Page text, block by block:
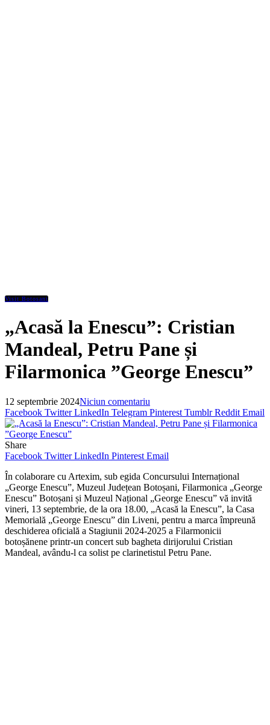
Visit Botosani
„Acasă la Enescu”: Cristian
Mandeal, Petru Pane și
Filarmonica ”George Enescu”
12 septembrie 2024Niciun comentariu
Facebook Twitter LinkedIn Telegram Pinterest Tumblr Reddit Email
Share
Facebook Twitter LinkedIn Pinterest Email
În colaborare cu Artexim, sub egida Concursului Internațional
„George Enescu”, Muzeul Județean Botoșani, Filarmonica „George
Enescu” Botoșani și Muzeul Național „George Enescu” vă invită
vineri, 13 septembrie, de la ora 18.00, „Acasă la Enescu”, la Casa
Memorială „George Enescu” din Liveni, pentru a marca împreună
deschiderea oficială a Stagiunii 2024-2025 a Filarmonicii
botoșănene printr-un concert sub bagheta dirijorului Cristian
Mandeal, avându-l ca solist pe clarinetistul Petru Pane.